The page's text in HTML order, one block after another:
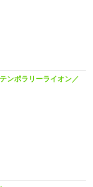
ンポラリーライオン／